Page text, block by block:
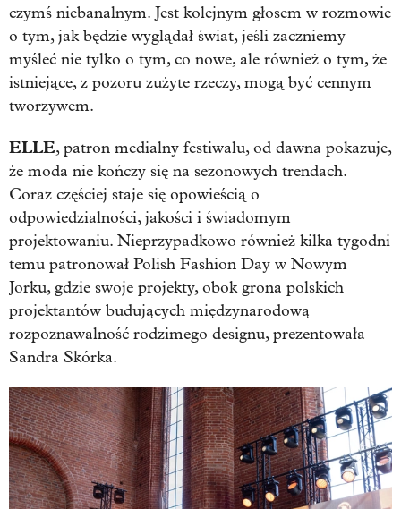
czymś niebanalnym. Jest kolejnym głosem w rozmowie
o tym, jak będzie wyglądał świat, jeśli zaczniemy
myśleć nie tylko o tym, co nowe, ale również o tym, że
istniejące, z pozoru zużyte rzeczy, mogą być cennym
tworzywem.
ELLE, patron medialny festiwalu, od dawna pokazuje,
że moda nie kończy się na sezonowych trendach.
Coraz częściej staje się opowieścią o
odpowiedzialności, jakości i świadomym
projektowaniu. Nieprzypadkowo również kilka tygodni
temu patronował Polish Fashion Day w Nowym
Jorku, gdzie swoje projekty, obok grona polskich
projektantów budujących międzynarodową
rozpoznawalność rodzimego designu, prezentowała
Sandra Skórka.